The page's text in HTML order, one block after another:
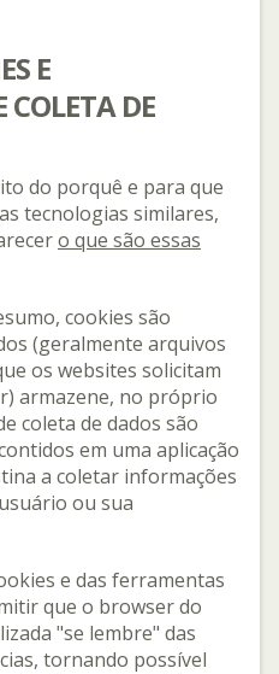
E
COLETA DE
do porquê e para que
tecnologias similares,
o que são essas
cookies são
(geralmente arquivos
os websites solicitam
armazene, no próprio
coleta de dados são
em uma aplicação
a coletar informações
ou sua
e das ferramentas
que o browser do
"se lembre" das
tornando possível